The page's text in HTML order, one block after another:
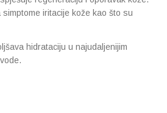
iritacije kože kao što su
hidrataciju u najudaljenijim